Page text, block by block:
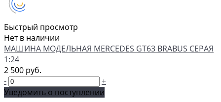
Быстрый просмотр
Нет в наличии
МАШИНА МОДЕЛЬНАЯ MERCEDES GT63 BRABUS СЕРАЯ
1:24
2 500 руб.
-
+
Уведомить о поступлении